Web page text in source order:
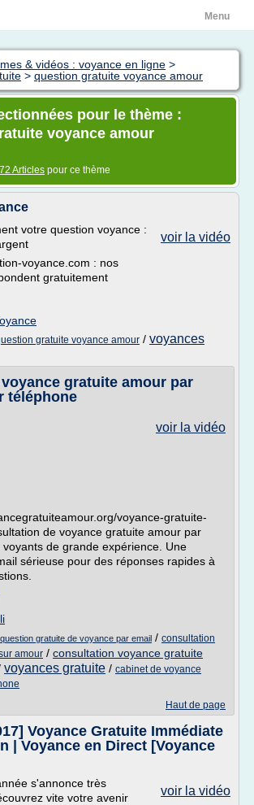
Menu
& vidéos : voyance en ligne >
> question gratuite voyance amour
pour le thème :
voyance amour
Articles pour ce thème
voir la vidéo
votre question voyance :
voyance.com : nos
gratuitement
gratuite voyance amour / voyances
gratuite amour par
téléphone
voir la vidéo
voyance-gratuite-
de voyance gratuite amour par
de grande expérience. Une
sérieuse pour des réponses rapides à
question gratuite de voyance par email / consultation
amour / consultation voyance gratuite
voyances gratuite / cabinet de voyance
Haut de page
Voyance Gratuite Immédiate
| Voyance en Direct [Voyance
voir la vidéo
s'annonce très
vite votre avenir